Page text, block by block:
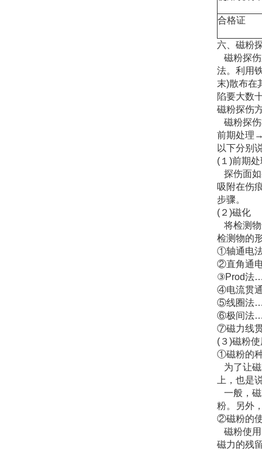
合格证
六、磁粉
磁粉探伤
法。利用
末)散布在
陷要大数
磁粉探伤
磁粉探伤
前期处理
以下分别
(１)前期
探伤面如
吸附在伤
步骤。
(２)磁化
将检测物
检测物的
①轴通电
②直角通
③Prod法
④电流贯
⑤线圈法
⑥极间法
⑦磁力线
(３)磁粉
①磁粉的
为了让磁
上，也是
一般，磁
粉。另外
②磁粉的
磁粉使用
磁力的残